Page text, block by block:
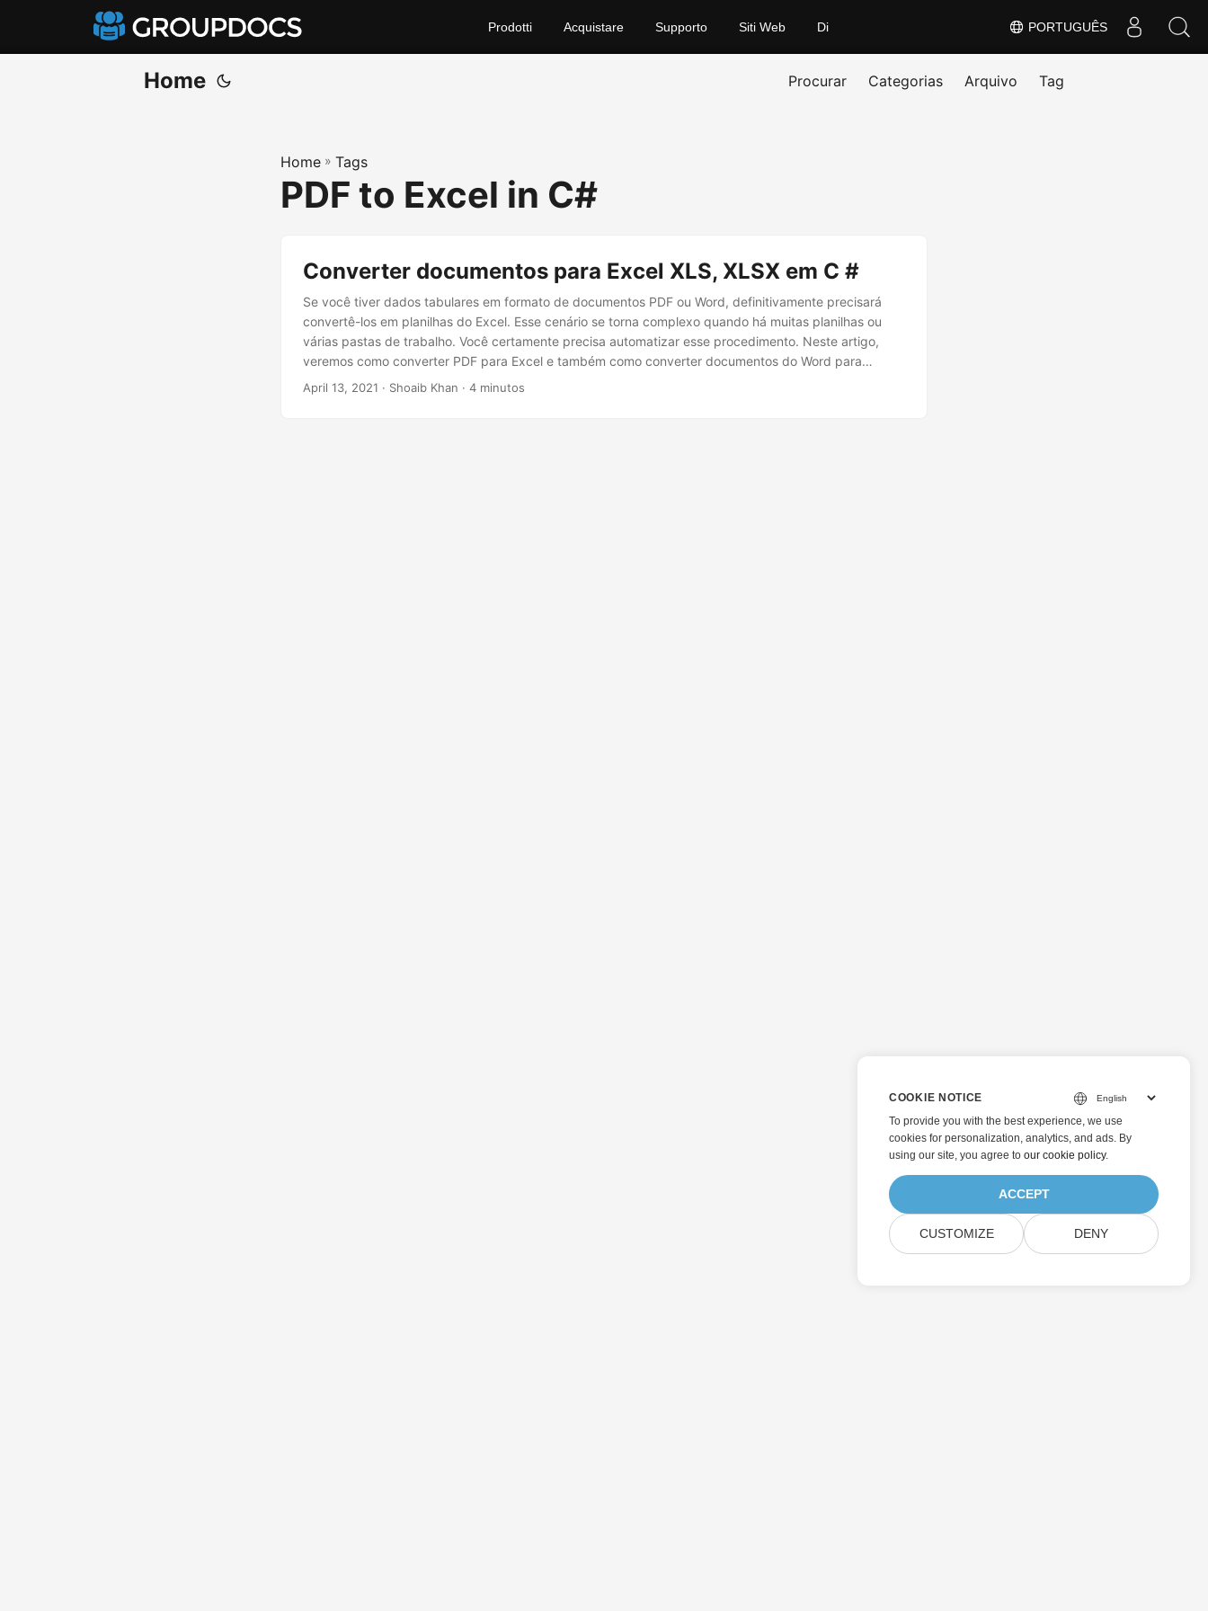
PORTUGUÊS
Prodotti Acquistare Supporto Siti Web Di
Home Procurar Categorias Arquivo Tag
Home » Tags
PDF to Excel in C#
Converter documentos para Excel XLS, XLSX em C #
Se você tiver dados tabulares em formato de documentos PDF ou Word, definitivamente precisará
convertê-los em planilhas do Excel. Esse cenário se torna complexo quando há muitas planilhas ou
várias pastas de trabalho. Você certamente precisa automatizar esse procedimento. Neste artigo,
veremos como converter PDF para Excel e também como converter documentos do Word para
planilha do Excel programaticamente em C# usando a API .NET.
April 13, 2021 · Shoaib Khan · 4 minutos
COOKIE NOTICE
To provide you with the best experience, we use
cookies for personalization, analytics, and ads. By
using our site, you agree to our cookie policy.
ACCEPT
CUSTOMIZE DENY